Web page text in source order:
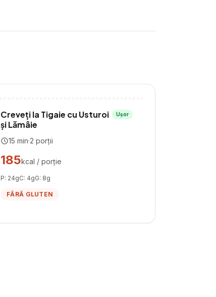
Creveți la Tigaie cu Usturoi
și Lămâie
Ușor
15 min·2 porții
185kcal / porție
P: 24gC: 4gG: 8g
FĂRĂ GLUTEN